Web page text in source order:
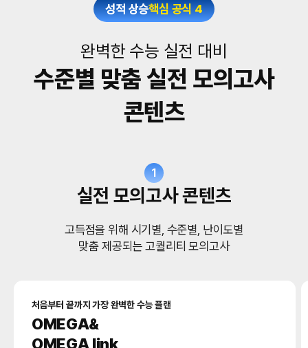
성적 상승핵심 공식 4
완벽한 수능 실전 대비
수준별 맞춤 실전 모의고사
콘텐츠
1
실전 모의고사 콘텐츠
고득점을 위해 시기별, 수준별, 난이도별
맞춤 제공되는 고퀄리티 모의고사
처음부터 끝까지 가장 완벽한 수능 플랜
OMEGA&
OMEGA link